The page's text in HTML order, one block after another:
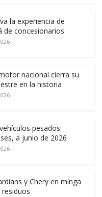
la experiencia de
de concesionarios
nacional cierra su
en la historia
pesados:
a junio de 2026
y Chery en minga